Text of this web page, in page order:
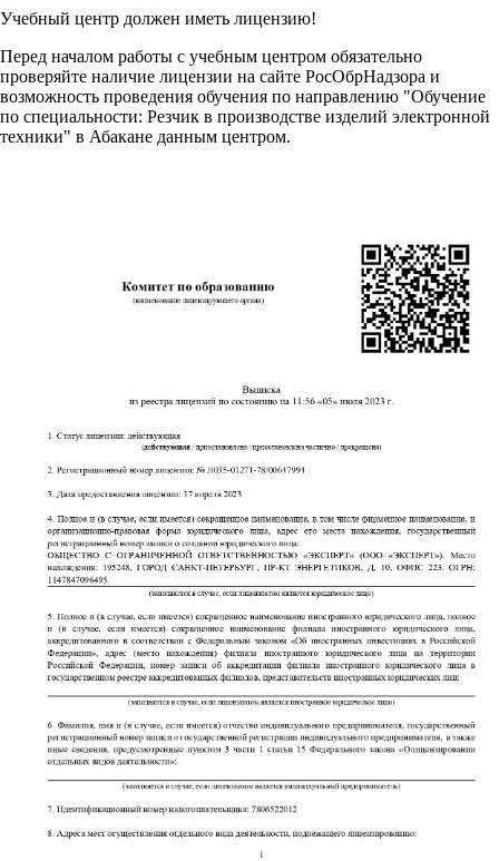
Учебный центр должен иметь лицензию!
Перед началом работы с учебным центром обязательно
проверяйте наличие лицензии на сайте РосОбрНадзора и
возможность проведения обучения по направлению "Обучение
по специальности: Резчик в производстве изделий электронной
техники" в Абакане данным центром.